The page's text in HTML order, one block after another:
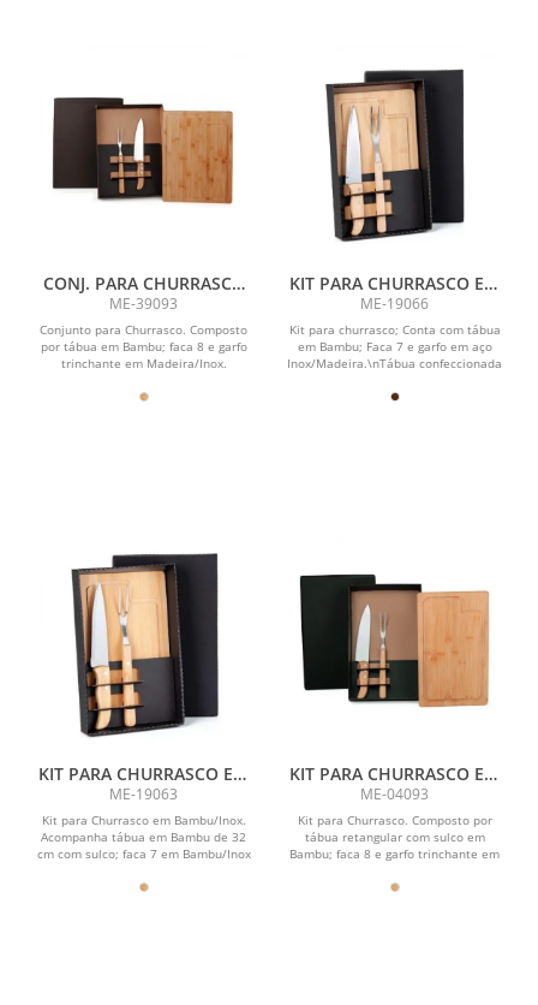
CONJ. PARA CHURRASCO
EM BAMBU / MADEIRA /
INOX - 3 PÇS
ME-39093
Conjunto para Churrasco. Composto
por tábua em Bambu; faca 8 e garfo
trinchante em Madeira/Inox.
KIT PARA CHURRASCO EM
BAMBU/MADEIRA
ME-19066
Kit para churrasco; Conta com tábua
em Bambu; Faca 7 e garfo em aço
Inox/Madeira.\nTábua confeccionada
KIT PARA CHURRASCO EM
BAMBU / MADEIRA / INOX
- 3 PÇS
ME-19063
Kit para Churrasco em Bambu/Inox.
Acompanha tábua em Bambu de 32
cm com sulco; faca 7 em Bambu/Inox
KIT PARA CHURRASCO EM
BAMBU / MADEIRA / INOX
- 3 PÇS
ME-04093
Kit para Churrasco. Composto por
tábua retangular com sulco em
Bambu; faca 8 e garfo trinchante em